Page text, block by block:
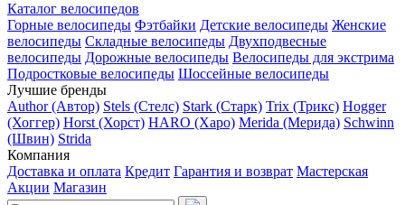
Каталог велосипедов
Горные велосипеды Фэтбайки Детские велосипеды Женские
велосипеды Складные велосипеды Двухподвесные
велосипеды Дорожные велосипеды Велосипеды для экстрима
Подростковые велосипеды Шоссейные велосипеды
Лучшие бренды
Author (Автор) Stels (Стелс) Stark (Старк) Trix (Трикс) Hogger
(Хоггер) Horst (Хорст) HARO (Харо) Merida (Мерида) Schwinn
(Швин) Strida
Компания
Доставка и оплата Кредит Гарантия и возврат Мастерская
Акции Магазин